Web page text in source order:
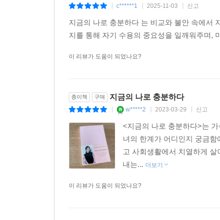
내가 무엇을 할 때 늘 겪는 과정이 있다.
흥분 - 준비 - 후회 -걱정 -그리고 “에라 모르겠다.”
그 마지막 단계로 전환이 되는 순간이었다. 앉아
야. 네 온 마음을 다해 퍼포먼스를 하자.’ 단상에
지난 이십 대와 삼십 대, 나를 몰아붙이며 악바리
인지, 알맞고 바른 정도를 어떻게 지킬 수 있는지,
최근에 언니가 이런 말을 한 적이 있다.
“소은아, 언니는 요즘 정말 끝내주는 B Plus야. 그
음대에서 학생들을 가르치랴, 연주 활동하랴, 연
신의 기준을 낮춰야 한다는 것도, 조금 덜 열심히
c******1 2025-11-03 신고
지금의 나로 충분하다 는 비교와 불안 속에서
지를 통해 자기 수용의 중요성을 일깨워주며,
이 리뷰가 도움이 되었나요?
종이책 구매 지금의 나로 충분하다
w*****2 2023-03-29 신고
<지금의 나로 충분하다>는
녀의 한계가 어디인지 궁금
고 사회생활에서 치열하게
내는... 더보기
이 리뷰가 도움이 되었나요?